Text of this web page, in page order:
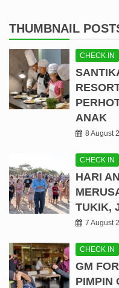
THUMBNAIL
CHECK IN
ANAK
8 August
CHECK IN
HARI
TUKIK,
7 August
CHECK IN
GM
PIMPIN